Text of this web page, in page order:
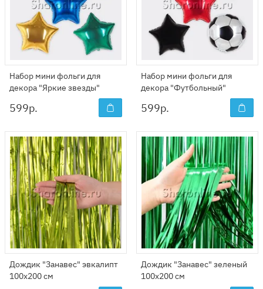
Набор мини фольги для
декора "Яркие звезды"
599р.
Набор мини фольги для
декора "Футбольный"
599р.
Дождик "Занавес" эвкалипт
100x200 см
Дождик "Занавес" зеленый
100x200 см